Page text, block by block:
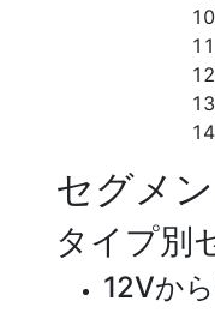
セグメ
タイプ別
12Vか